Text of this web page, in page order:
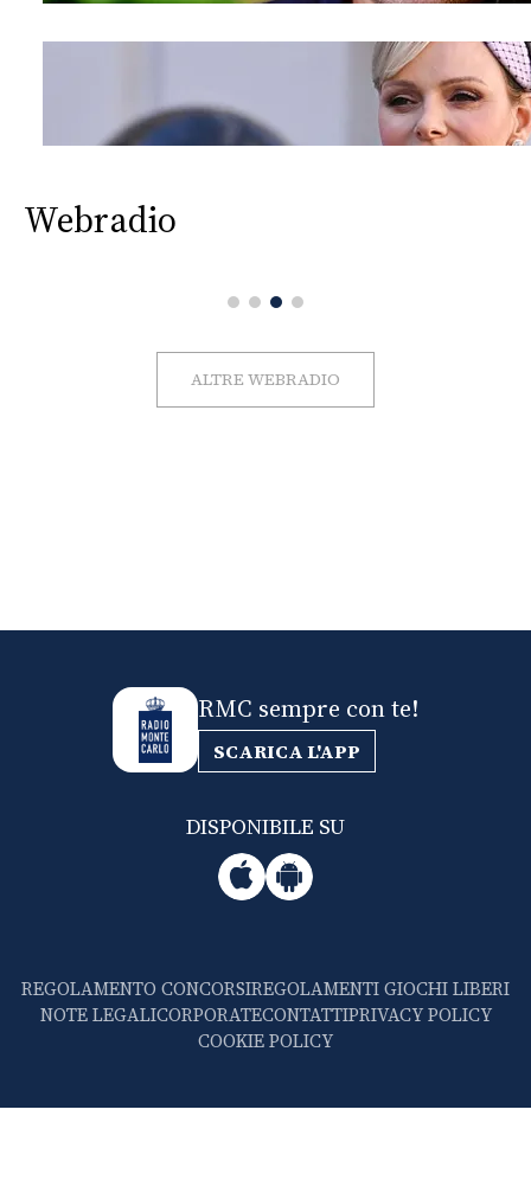
Webradio
ALTRE WEBRADIO
RMC sempre con te!
SCARICA L'APP
DISPONIBILE SU
REGOLAMENTO CONCORSIREGOLAMENTI GIOCHI LIBERI
NOTE LEGALICORPORATECONTATTIPRIVACY POLICY
COOKIE POLICY